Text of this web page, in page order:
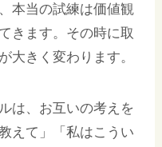
本当の試練は価値観
きます。その時に取
大きく変わります。
は、お互いの考えを
えて」「私はこうい